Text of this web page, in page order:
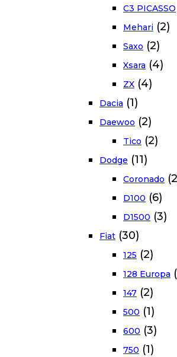
C3 PICASSO
Mehari (2)
Saxo (2)
Xsara (4)
ZX (4)
Dacia (1)
Daewoo (2)
Tico (2)
Dodge (11)
Coronado
D100 (6)
D1500 (3)
Fiat (30)
125 (2)
128 Europa
147 (2)
500 (1)
600 (3)
750 (1)